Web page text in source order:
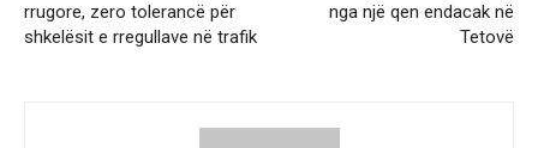
rrugore, zero tolerancë për
shkelësit e rregullave në trafik
nga një qen endacak në
Tetovë